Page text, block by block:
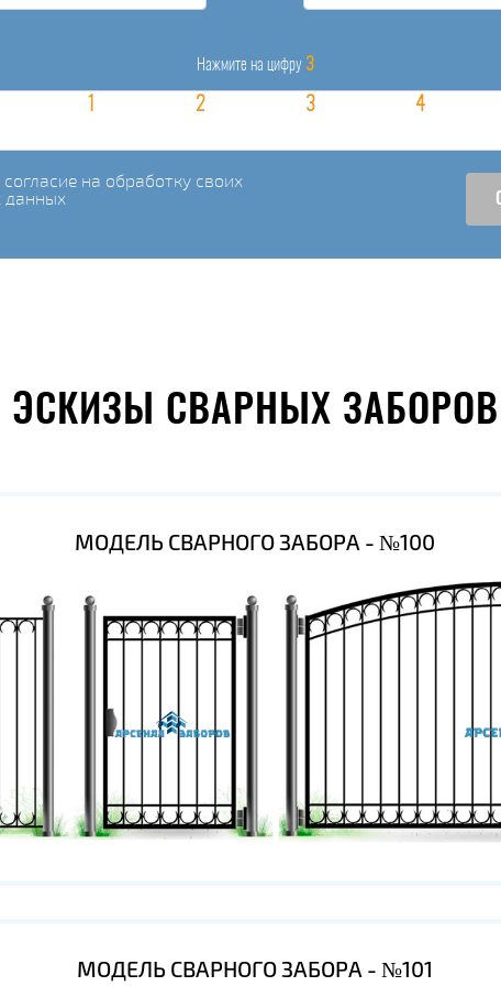
Нажмите на цифру 3
на обработку своих
данных
ЭСКИЗЫ СВАРНЫХ ЗАБОРОВ
МОДЕЛЬ СВАРНОГО ЗАБОРА - №100
МОДЕЛЬ СВАРНОГО ЗАБОРА - №101